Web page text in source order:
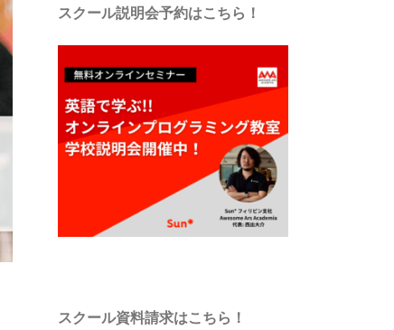
スクール説明会予約はこちら！
スクール資料請求はこちら！